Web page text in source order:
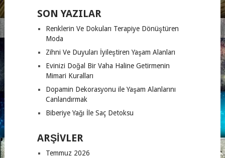
SON YAZILAR
Renklerin Ve Dokuları Terapiye Dönüştüren
Moda
Zihni Ve Duyuları İyileştiren Yaşam Alanları
Evinizi Doğal Bir Vaha Haline Getirmenin
Mimari Kuralları
Dopamin Dekorasyonu ile Yaşam Alanlarını
Canlandırmak
Biberiye Yağı İle Saç Detoksu
ARŞIVLER
Temmuz 2026